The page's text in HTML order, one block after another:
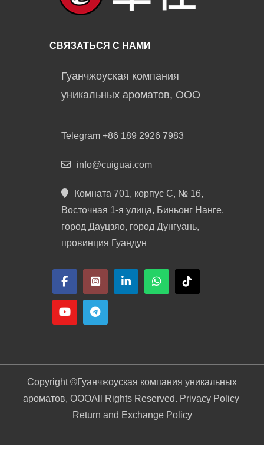
СВЯЗАТЬСЯ С НАМИ
Гуанчжоуская компания
уникальных ароматов, ООО
Telegram +86 189 2926 7983
info@cuiguai.com
Комната 701, корпус C, № 16,
Восточная 1-я улица, Биньонг Нанге,
город Дауцзяо, город Дунгуань,
провинция Гуандун
Copyright ©Гуанчжоуская компания уникальных
ароматов, ОООAll Rights Reserved. Privacy Policy
Return and Exchange Policy